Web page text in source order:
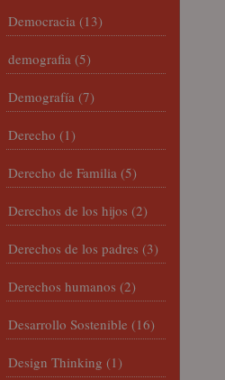
Democracia (13)
demografia (5)
Demografía (7)
Derecho (1)
Derecho de Familia (5)
Derechos de los hijos (2)
Derechos de los padres (3)
Derechos humanos (2)
Desarrollo Sostenible (16)
Design Thinking (1)